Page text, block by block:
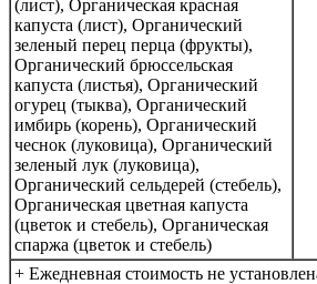
(лист), Органическая красная
капуста (лист), Органический
зеленый перец перца (фрукты),
Органический брюссельская
капуста (листья), Органический
огурец (тыква), Органический
имбирь (корень), Органический
чеснок (луковица), Органический
зеленый лук (луковица),
Органический сельдерей (стебель),
Органическая цветная капуста
(цветок и стебель), Органическая
спаржа (цветок и стебель)
+ Ежедневная стоимость не